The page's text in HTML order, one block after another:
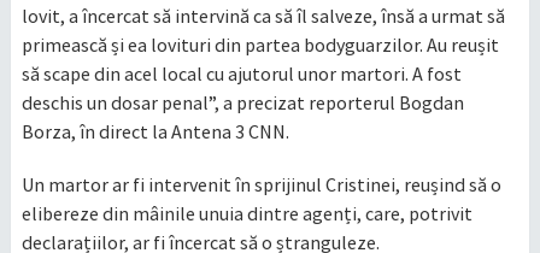
lovit, a încercat să intervină ca să îl salveze, însă a urmat să
primească și ea lovituri din partea bodyguarzilor. Au reușit
să scape din acel local cu ajutorul unor martori. A fost
deschis un dosar penal”, a precizat reporterul Bogdan
Borza, în direct la Antena 3 CNN.
Un martor ar fi intervenit în sprijinul Cristinei, reușind să o
elibereze din mâinile unuia dintre agenți, care, potrivit
declarațiilor, ar fi încercat să o ștranguleze.